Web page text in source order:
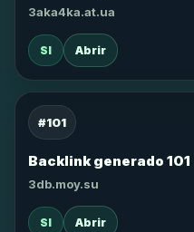
3aka4ka.at.ua
SI Abrir
#101
Backlink generado 101
3db.moy.su
SI Abrir